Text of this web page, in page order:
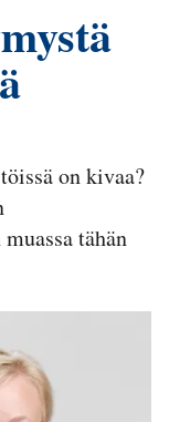
on kivaa?
tähän